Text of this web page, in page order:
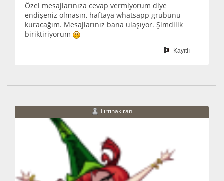
Özel mesajlarınıza cevap vermiyorum diye
endişeniz olmasın, haftaya whatsapp grubunu
kuracağım. Mesajlarınız bana ulaşıyor. Şimdilik
biriktiriyorum
Kayıtlı
Fırtınakıran